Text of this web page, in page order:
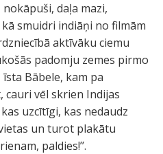
daļa mazi,
smuidri indiāņi no filmām
aktīvāku ciemu
padomju zemes pirmo
Bābele, kam pa
cauri vēl skrien Indijas
uzcītīgi, kas nedaudz
un turot plakātu
paldies!’’.